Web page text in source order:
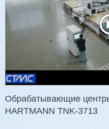
2 901 639 ₽
Артикул: 2497
Длина заготовки: 400-1500 мм
Макс. ширина заготовки:
Станок проходного типа
Узлы: 4 пилы, 2 фрезы
Обрабатывающие
HARTMANN TNK-3713